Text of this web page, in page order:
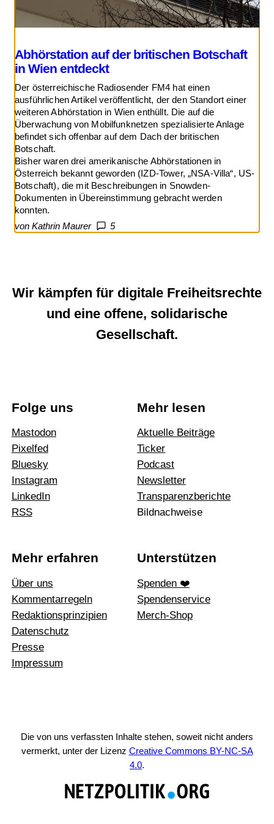
Abhörstation auf der britischen Botschaft
in Wien entdeckt
Der österreichische Radiosender FM4 hat einen
ausführlichen Artikel veröffentlicht, der den Standort einer
weiteren Abhörstation in Wien enthüllt. Die auf die
Überwachung von Mobilfunknetzen spezialisierte Anlage
befindet sich offenbar auf dem Dach der britischen
Botschaft.
Bisher waren drei amerikanische Abhörstationen in
Österreich bekannt geworden (IZD-Tower, „NSA-Villa“, US-
Botschaft), die mit Beschreibungen in Snowden-
Dokumenten in Übereinstimmung gebracht werden
konnten.
von Kathrin Maurer
5
Wir kämpfen für digitale Freiheitsrechte
und eine offene, solidarische
Gesellschaft.
Folge uns
Mastodon
Pixelfed
Bluesky
Instagram
LinkedIn
RSS
Mehr lesen
Aktuelle Beiträge
Ticker
Podcast
News­letter
Trans­pa­renz­be­richte
Bildnachweise
Mehr erfahren
Über uns
Kommentarregeln
Redak­ti­ons­prin­zi­pien
Daten­schutz
Presse
Impressum
Unterstützen
Spenden ❤️
Spendenservice
Merch-Shop
Die von uns verfassten Inhalte stehen, soweit nicht anders
vermerkt, unter der Lizenz Creative Commons BY-NC-SA
4.0.